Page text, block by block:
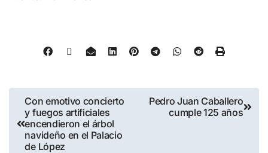
Con emotivo concierto
y fuegos artificiales
encendieron el árbol
navideño en el Palacio
de López
Pedro Juan Caballero
cumple 125 años